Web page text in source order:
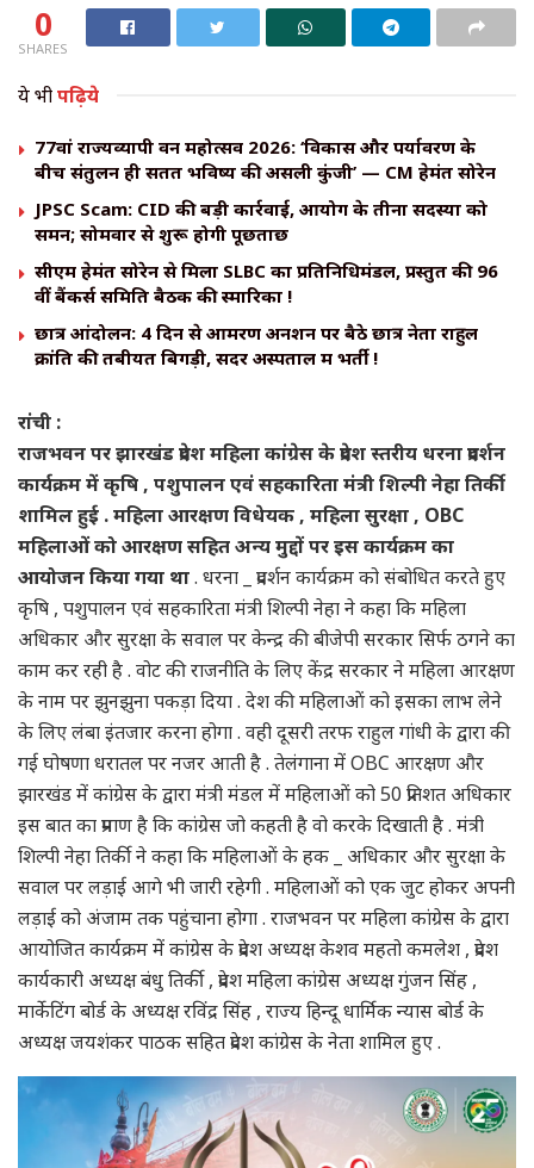
0
SHARES
ये भीपढ़िये
77वां राज्यव्यापी वन महोत्सव 2026: ‘विकास और पर्यावरण के
बीच संतुलन ही सतत भविष्य की असली कुंजी’ — CM हेमंत सोरेन
JPSC Scam: CID की बड़ी कार्रवाई, आयोग के तीनों सदस्यों को
समन; सोमवार से शुरू होगी पूछताछ
सीएम हेमंत सोरेन से मिला SLBC का प्रतिनिधिमंडल, प्रस्तुत की 96
वीं बैंकर्स समिति बैठक की स्मारिका !
छात्र आंदोलन: 4 दिन से आमरण अनशन पर बैठे छात्र नेता राहुल
क्रांति की तबीयत बिगड़ी, सदर अस्पताल में भर्ती !
रांची :
राजभवन पर झारखंड प्रदेश महिला कांग्रेस के प्रदेश स्तरीय धरना प्रदर्शन
कार्यक्रम में कृषि , पशुपालन एवं सहकारिता मंत्री शिल्पी नेहा तिर्की
शामिल हुई . महिला आरक्षण विधेयक , महिला सुरक्षा , OBC
महिलाओं को आरक्षण सहित अन्य मुद्दों पर इस कार्यक्रम का
आयोजन किया गया था. धरना _ प्रदर्शन कार्यक्रम को संबोधित करते हुए
कृषि , पशुपालन एवं सहकारिता मंत्री शिल्पी नेहा ने कहा कि महिला
अधिकार और सुरक्षा के सवाल पर केन्द्र की बीजेपी सरकार सिर्फ ठगने का
काम कर रही है . वोट की राजनीति के लिए केंद्र सरकार ने महिला आरक्षण
के नाम पर झुनझुना पकड़ा दिया . देश की महिलाओं को इसका लाभ लेने
के लिए लंबा इंतजार करना होगा . वही दूसरी तरफ राहुल गांधी के द्वारा की
गई घोषणा धरातल पर नजर आती है . तेलंगाना में OBC आरक्षण और
झारखंड में कांग्रेस के द्वारा मंत्री मंडल में महिलाओं को 50 प्रतिशत अधिकार
इस बात का प्रमाण है कि कांग्रेस जो कहती है वो करके दिखाती है . मंत्री
शिल्पी नेहा तिर्की ने कहा कि महिलाओं के हक _ अधिकार और सुरक्षा के
सवाल पर लड़ाई आगे भी जारी रहेगी . महिलाओं को एक जुट होकर अपनी
लड़ाई को अंजाम तक पहुंचाना होगा . राजभवन पर महिला कांग्रेस के द्वारा
आयोजित कार्यक्रम में कांग्रेस के प्रदेश अध्यक्ष केशव महतो कमलेश , प्रदेश
कार्यकारी अध्यक्ष बंधु तिर्की , प्रदेश महिला कांग्रेस अध्यक्ष गुंजन सिंह ,
मार्केटिंग बोर्ड के अध्यक्ष रविंद्र सिंह , राज्य हिन्दू धार्मिक न्यास बोर्ड के
अध्यक्ष जयशंकर पाठक सहित प्रदेश कांग्रेस के नेता शामिल हुए .